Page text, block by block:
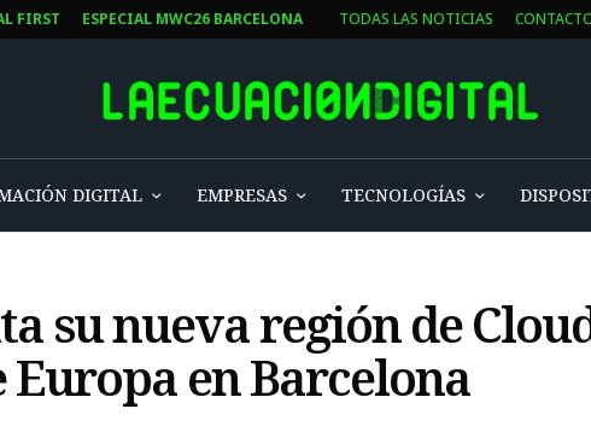
FIRST ESPECIAL MWC26 BARCELONA TODAS LAS NOTICIAS
DIGITAL EMPRESAS TECNOLOGÍAS
su nueva región de
en Barcelona